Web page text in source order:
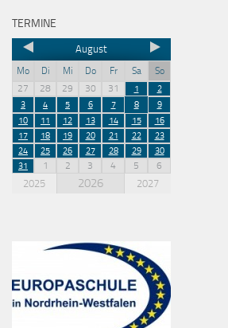
TERMINE
August
Mo Di Mi Do Fr Sa
So
27
28 29 30 31 1
2
3
4 5 6 7 8
9
10
11 12 13 14 15
16
17
18 19 20 21 22
23
24
25 26 27 28 29
30
31
1 2 3 4 5 6
2025 2026 2027